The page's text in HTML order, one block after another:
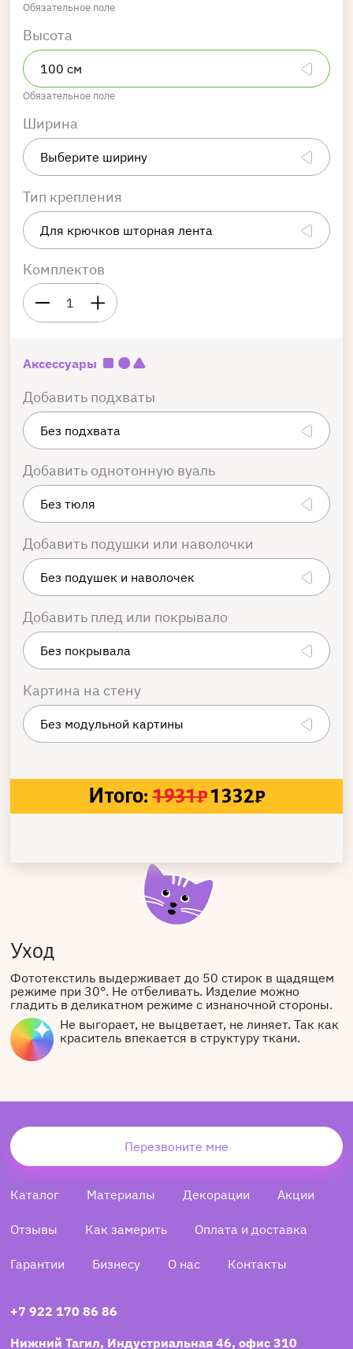
Обязательное поле
Высота
Обязательное поле
Ширина
Тип крепления
Комплектов
1
Аксессуары
Добавить подхваты
Добавить однотонную вуаль
Добавить подушки или наволочки
Добавить плед или покрывало
Картина на стену
Итого: 1931₽1332₽
Уход
Фототекстиль выдерживает до 50 стирок в щадящем
режиме при 30°. Не отбеливать. Изделие можно
гладить в деликатном режиме с изнаночной стороны.
Не выгорает, не выцветает, не линяет. Так как
краситель впекается в структуру ткани.
Перезвоните мне
Каталог Материалы Декорации Акции
Отзывы Как замерить Оплата и доставка
Гарантии Бизнесу О нас Контакты
+7 922 170 86 86
Нижний Тагил, Индустриальная 46, офис 310